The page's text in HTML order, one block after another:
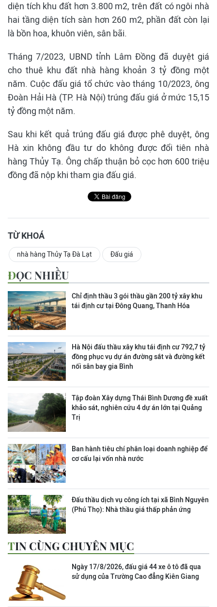
diện tích khu đất hơn 3.800 m2, trên đất có ngôi nhà
hai tầng diện tích sàn hơn 260 m2, phần đất còn lại
là bồn hoa, khuôn viên, sân bãi.
Tháng 7/2023, UBND tỉnh Lâm Đồng đã duyệt giá
cho thuê khu đất nhà hàng khoản 3 tỷ đồng một
năm. Cuộc đấu giá tổ chức vào tháng 10/2023, ông
Đoàn Hải Hà (TP. Hà Nội) trúng đấu giá ở mức 15,15
tỷ đồng một năm.
Sau khi kết quả trúng đấu giá được phê duyệt, ông
Hà xin không đầu tư do không được đổi tiên nhà
hàng Thủy Tạ. Ông chấp thuận bỏ cọc hơn 600 triệu
đồng đã nộp khi tham gia đấu giá.
TỪ KHOÁ
nhà hàng Thủy Tạ Đà Lạt Đấu giá
ĐỌC NHIỀU
Chỉ định thầu 3 gói thầu gần 200 tỷ xây khu
tái định cư tại Đông Quang, Thanh Hóa
Hà Nội đấu thầu xây khu tái định cư 792,7 tỷ
đồng phục vụ dự án đường sắt và đường kết
nối sân bay gia Bình
Tập đoàn Xây dựng Thái Bình Dương đề xuất
khảo sát, nghiên cứu 4 dự án lớn tại Quảng
Trị
Ban hành tiêu chí phân loại doanh nghiệp để
cơ cấu lại vốn nhà nước
Đấu thầu dịch vụ công ích tại xã Bình Nguyên
(Phú Thọ): Nhà thầu giá thấp phản ứng
TIN CÙNG CHUYÊN MỤC
Ngày 17/8/2026, đấu giá 44 xe ô tô đã qua
sử dụng của Trường Cao đẳng Kiên Giang